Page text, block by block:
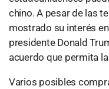
chino. A pesar de las
mostrado su interés
presidente Donald
acuerdo que permita
Varios posibles